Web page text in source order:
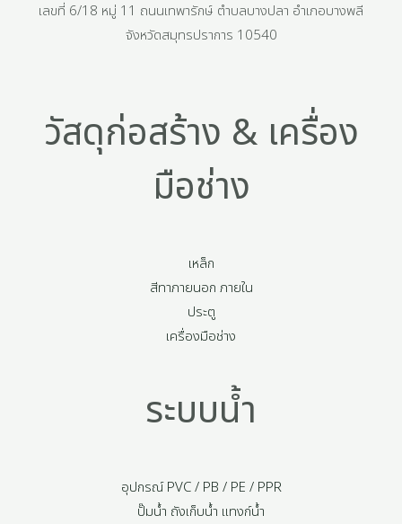
เลขที่ 6/18 หมู่ 11 ถนนเทพารักษ์ ตำบลบางปลา อำเภอบางพลี
จังหวัดสมุทรปราการ 10540
วัสดุก่อสร้าง & เครื่อง
มือช่าง
เหล็ก
สีทาภายนอก ภายใน
ประตู
เครื่องมือช่าง
ระบบน้ำ
อุปกรณ์ PVC / PB / PE / PPR
ปั๊มน้ำ ถังเก็บน้ำ แทงก์น้ำ